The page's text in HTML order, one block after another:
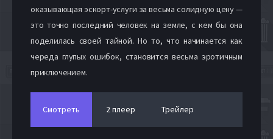
оказывающая эскорт-услуги за весьма солидную цену —
это точно последний человек на земле, с кем бы она
поделилась своей тайной. Но то, что начинается как
череда глупых ошибок, становится весьма эротичным
приключением.
Смотреть 2 плеер Трейлер